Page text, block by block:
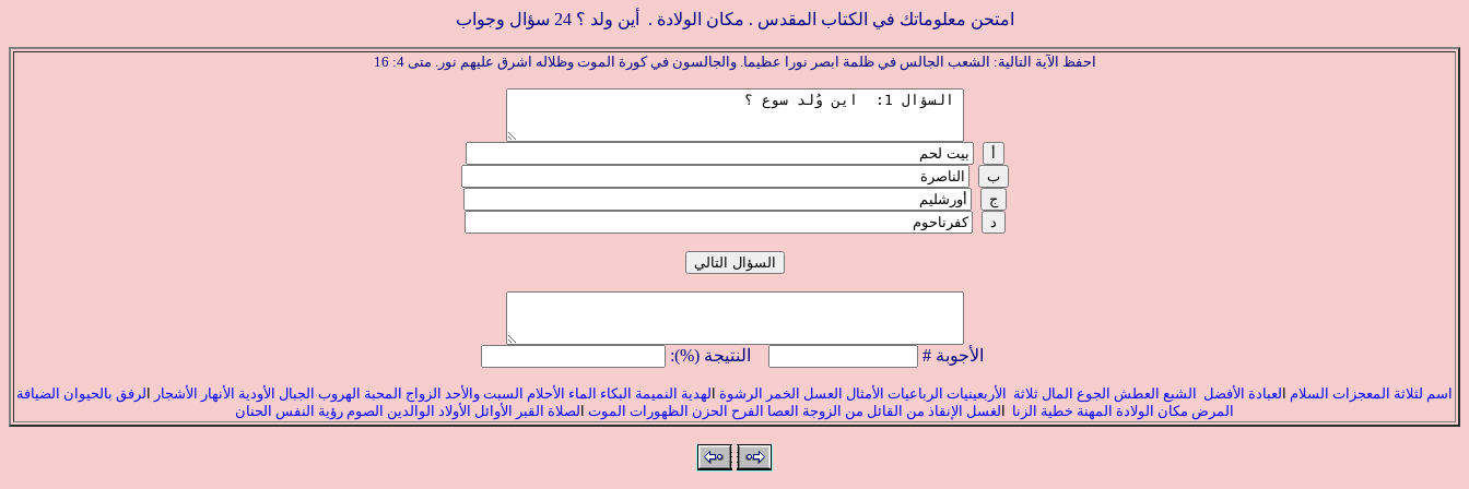
امتحن معلوماتك في الكتاب المقدس . مكان الولادة . أين ولد ؟ 24 سؤال وجواب
احفظ الآية التالية: الشعب الجالس في ظلمة ابصر نورا عظيما. والجالسون في كورة الموت وظلاله اشرق عليهم نور. متى 4: 16
الأجوبة # النتيجة (%):
اسم لثلاثة المعجزات السلام العبادة الأفضل الشبع العطش الجوع المال ثلاثة الأربعينيات الرباعيات الأمثال العسل الخمر الرشوة الهدية النميمة البكاء الماء الأحلام السبت والأحد الزواج المحبة الهروب الجبال الأودية الأنهار الأشجار الرفق بالحيوان الضيافة
المرض مكان الولادة المهنة خطية الزنا الغسل الإنقاذ من القائل من الزوجة العصا الفرح الحزن الظهورات الموت الصلاة القبر الأوائل الأولاد الوالدين الصوم رؤية النفس الحنان